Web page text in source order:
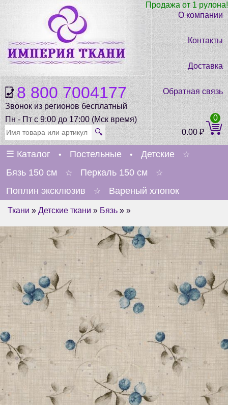
8 800 7004177
Звонок из регионов бесплатный
Пн - Пт с 9:00 до 17:00 (Мск время)
Продажа от 1 рулона!
О компании
Контакты
Доставка
Обратная связь
🔍 0.00₽
0
☰ Каталог • Постельные • Детские ☆
Бязь 150 см ☆ Перкаль 150 см ☆
Поплин эксклюзив ☆ Вареный хлопок
Ткани » Детские ткани » Бязь » »